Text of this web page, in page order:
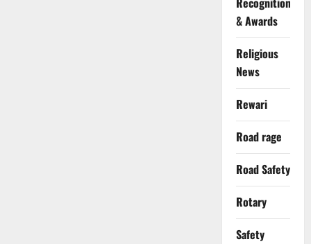
& Awards
Religious
News
Rewari
Road rage
Road Safety
Rotary
Safety